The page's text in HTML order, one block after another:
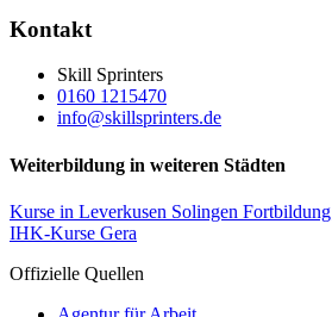
Kontakt
Skill Sprinters
0160 1215470
info@skillsprinters.de
Weiterbildung in weiteren Städten
Kurse in Leverkusen Solingen Fortbildung
IHK-Kurse Gera
Offizielle Quellen